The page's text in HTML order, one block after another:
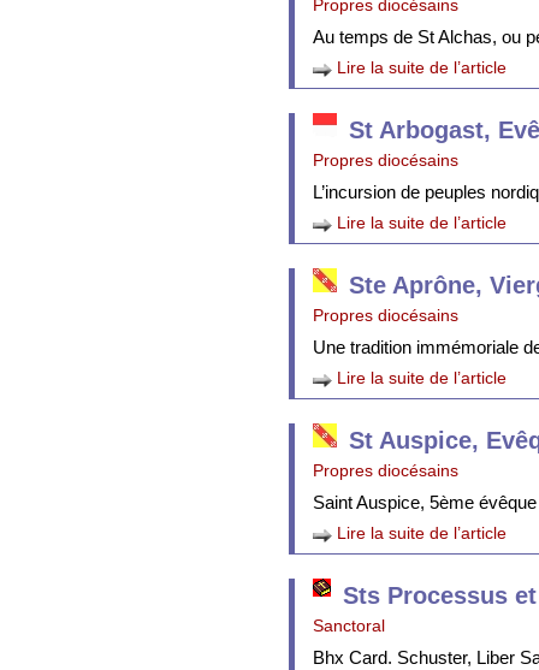
Propres diocésains
Au temps de St Alchas, ou
Lire la suite de l’article
St Arbogast,
Propres diocésains
L’incursion de peuples
Lire la suite de l’article
Ste Aprône,
Propres diocésains
Une tradition immémoriale
Lire la suite de l’article
St Auspice,
Propres diocésains
Saint Auspice, 5ème
Lire la suite de l’article
Sts Processus
Sanctoral
Bhx Card. Schuster, Liber